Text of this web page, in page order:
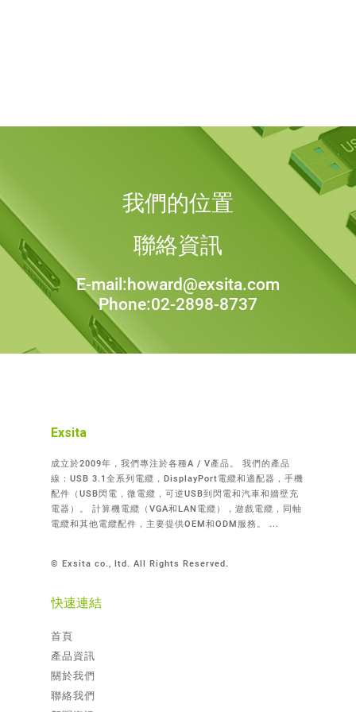
我們的位置
聯絡資訊
E-mail:howard@exsita.com
Phone:02-2898-8737
Exsita
成立於2009年，我們專注於各種A / V產品。 我們的產品
線：USB 3.1全系列電纜，DisplayPort電纜和適配器，手機
配件（USB閃電，微電纜，可逆USB到閃電和汽車和牆壁充
電器）。 計算機電纜（VGA和LAN電纜），遊戲電纜，同軸
電纜和其他電纜配件，主要提供OEM和ODM服務。 ...
© Exsita co., ltd. All Rights Reserved.
快速連結
首頁
產品資訊
關於我們
聯絡我們